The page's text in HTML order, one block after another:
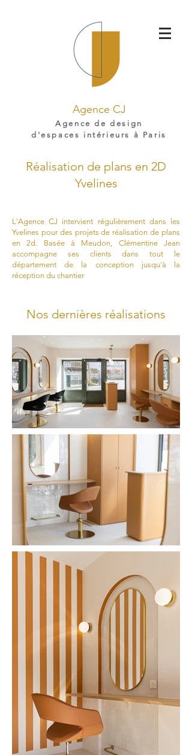
Agence CJ
Agence de design
d'espaces intérieurs à Paris
Réalisation de plans en 2D
Yvelines
L'Agence CJ intervient régulièrement dans les
Yvelines pour des projets de réalisation de plans
en 2d. Basée à Meudon, Clémentine Jean
accompagne ses clients dans tout le
département de la conception jusqu'à la
réception du chantier
Nos dernières réalisations